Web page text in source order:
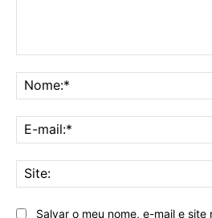
Salvar o meu nome, e-mail e